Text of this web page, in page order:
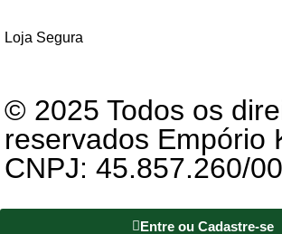
Loja Segura
© 2025 Todos os
reservados Empório
CNPJ: 45.857.260/
Entre ou Cadastre-se